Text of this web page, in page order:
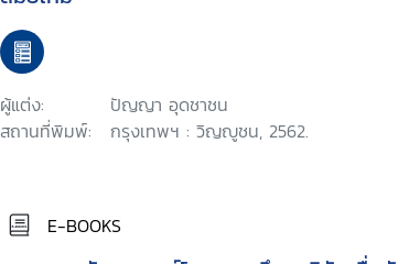
ผู้แต่ง:
ปัญญา อุดชาชน
สถานที่พิมพ์:
กรุงเทพฯ : วิญญูชน, 2562.
E-BOOKS